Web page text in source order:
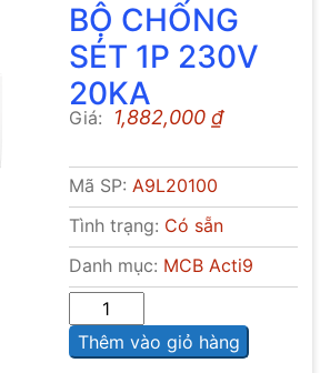
BỘ CHỐNG
SÉT 1P 230V
20KA
Giá: 1,882,000 ₫
Mã SP: A9L20100
Tình trạng: Có sẵn
Danh mục: MCB Acti9
lượng
Thêm vào giỏ hàng